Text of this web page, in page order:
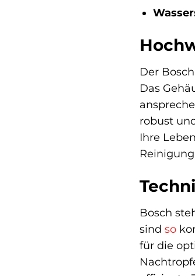
Der
Das
robust
Ihre
Bosch
sind so
für die